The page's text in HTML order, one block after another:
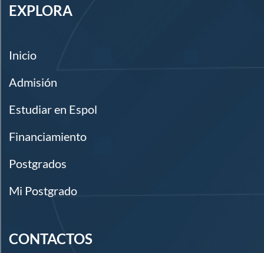
EXPLORA
Inicio
Admisión
Estudiar en Espol
Financiamiento
Postgrados
Mi Postgrado
CONTACTOS